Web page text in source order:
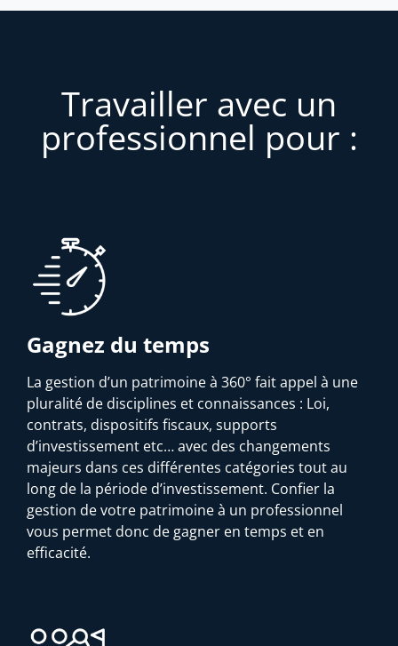
Travailler avec un
professionnel pour :
Gagnez du temps
La gestion d’un patrimoine à 360° fait appel à une
pluralité de disciplines et connaissances : Loi,
contrats, dispositifs fiscaux, supports
d’investissement etc… avec des changements
majeurs dans ces différentes catégories tout au
long de la période d’investissement. Confier la
gestion de votre patrimoine à un professionnel
vous permet donc de gagner en temps et en
efficacité.